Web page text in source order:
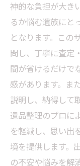
神的な負担が大き
るか悩む遺族にと
となります。この
問し、丁寧に査定
間が省けるだけで
感があります。ま
説明し、納得して
遺品整理のプロに
を軽減し、思い出
境を提供します。
の不安や悩みを解